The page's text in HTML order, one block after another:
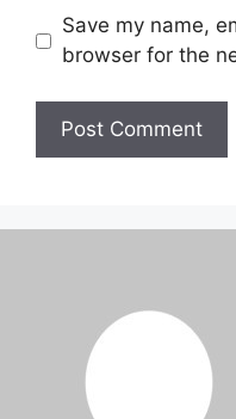
Save my name,
browser for the